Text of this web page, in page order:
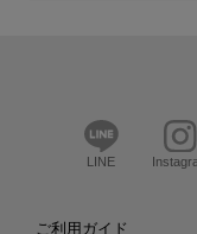
LINE
ご利用ガイド